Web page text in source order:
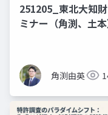
251205_東北大知
ミナー（角渕、土本
角渕由英